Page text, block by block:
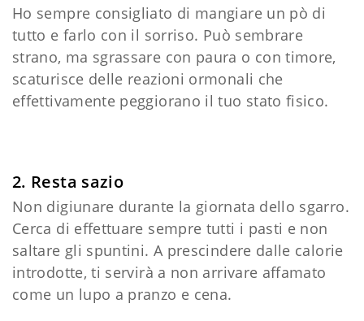
Ho sempre consigliato di mangiare un pò di
tutto e farlo con il sorriso. Può sembrare
strano, ma sgrassare con paura o con timore,
scaturisce delle reazioni ormonali che
effettivamente peggiorano il tuo stato fisico.
2. Resta sazio
Non digiunare durante la giornata dello sgarro.
Cerca di effettuare sempre tutti i pasti e non
saltare gli spuntini. A prescindere dalle calorie
introdotte, ti servirà a non arrivare affamato
come un lupo a pranzo e cena.